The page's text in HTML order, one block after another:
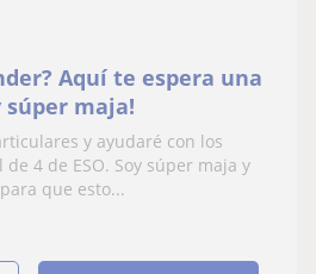
Aquí te espera una
maja!
y ayudaré con los
4 de ESO. Soy súper maja y
que esto...